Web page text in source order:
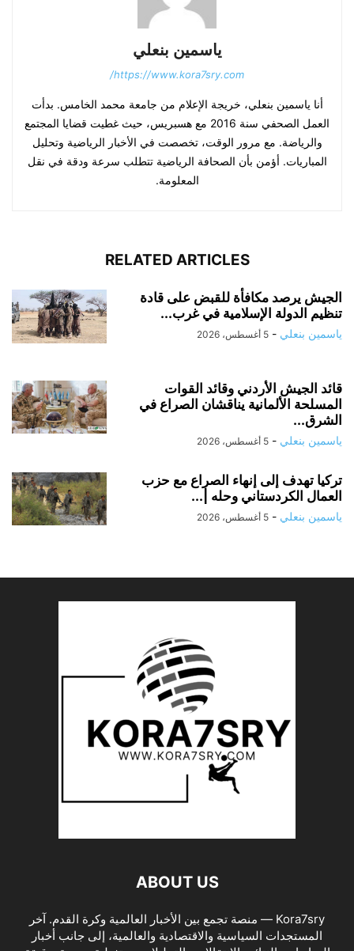
ياسمين بنعلي
https://www.kora7sry.com/
أنا ياسمين بنعلي، خريجة الإعلام من جامعة محمد الخامس. بدأت
العمل الصحفي سنة 2016 مع هسبريس، حيث غطيت قضايا المجتمع
والرياضة. مع مرور الوقت، تخصصت في الأخبار الرياضية وتحليل
المباريات. أؤمن بأن الصحافة الرياضية تتطلب سرعة ودقة في نقل
المعلومة.
RELATED ARTICLES
الجيش يرصد مكافأة للقبض على قادة
تنظيم الدولة الإسلامية في غرب...
ياسمين بنعلي - 5 أغسطس، 2026
قائد الجيش الأردني وقائد القوات
المسلحة الألمانية يناقشان الصراع في
الشرق...
ياسمين بنعلي - 5 أغسطس، 2026
تركيا تهدف إلى إنهاء الصراع مع حزب
العمال الكردستاني وحله |...
ياسمين بنعلي - 5 أغسطس، 2026
ABOUT US
Kora7sry — منصة تجمع بين الأخبار العالمية وكرة القدم. آخر
المستجدات السياسية والاقتصادية والعالمية، إلى جانب أخبار